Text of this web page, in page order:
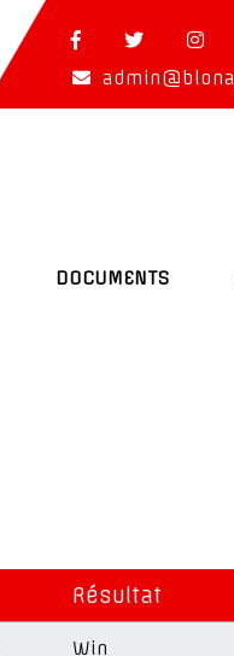
DOCUMENTS
Résultat
Win